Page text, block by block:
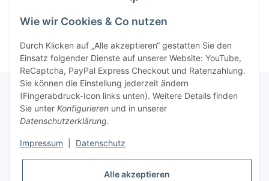
Rechtliche Hinweise
Produktinformationen
Wie wir Cookies & Co nutzen
Durch Klicken auf „Alle akzeptieren“ gestatten Sie den
Einsatz folgender Dienste auf unserer Website: YouTube,
ReCaptcha, PayPal Express Checkout und Ratenzahlung.
Sie können die Einstellung jederzeit ändern
(Fingerabdruck-Icon links unten). Weitere Details finden
Sie unter Konfigurieren und in unserer
Datenschutzerklärung.
Impressum Datenschutz
Alle akzeptieren